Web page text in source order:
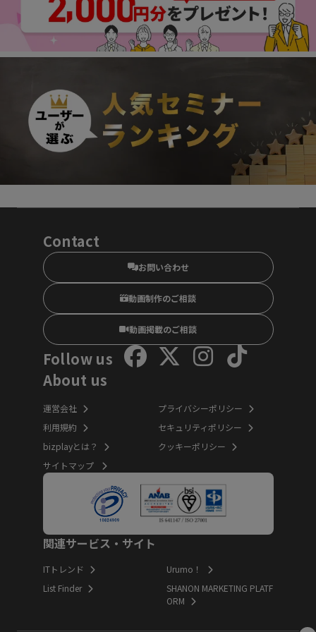
Contact
お問い合わせ
動画制作のご相談
動画掲載のご相談
Follow us
About us
運営会社
利用規約
bizplayとは？
サイトマップ
プライバシーポリシー
セキュリティポリシー
クッキーポリシー
関連サービス・サイト
ITトレンド
List Finder
Urumo！
SHANON MARKETING PLATF
ORM